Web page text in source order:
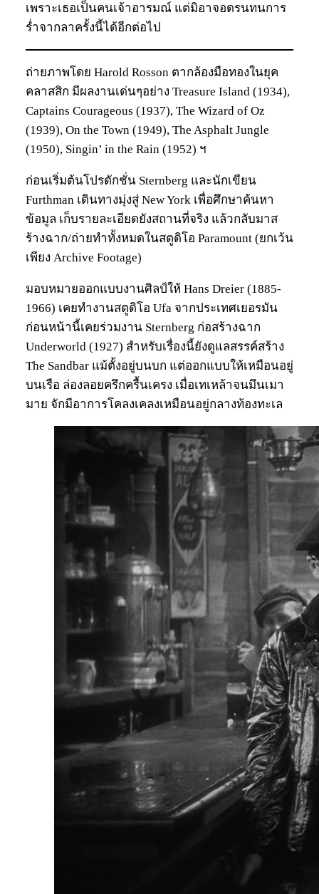
เพราะเธอเป็นคนเจ้าอารมณ์ แต่มิอาจอดรนทนการ
ร่ำจากลาครั้งนี้ได้อีกต่อไป
ถ่ายภาพโดย Harold Rosson ตากล้องมือทองในยุค
คลาสสิก มีผลงานเด่นๆอย่าง Treasure Island (1934),
Captains Courageous (1937), The Wizard of Oz
(1939), On the Town (1949), The Asphalt Jungle
(1950), Singin’ in the Rain (1952) ฯ
ก่อนเริ่มต้นโปรดักชั่น Sternberg และนักเขียน
Furthman เดินทางมุ่งสู่ New York เพื่อศึกษาค้นหา
ข้อมูล เก็บรายละเอียดยังสถานที่จริง แล้วกลับมาส
ร้างฉาก/ถ่ายทำทั้งหมดในสตูดิโอ Paramount (ยกเว้น
เพียง Archive Footage)
มอบหมายออกแบบงานศิลป์ให้ Hans Dreier (1885-
1966) เคยทำงานสตูดิโอ Ufa จากประเทศเยอรมัน
ก่อนหน้านี้เคยร่วมงาน Sternberg ก่อสร้างฉาก
Underworld (1927) สำหรับเรื่องนี้ยังดูแลสรรค์สร้าง
The Sandbar แม้ตั้งอยู่บนบก แต่ออกแบบให้เหมือนอยู่
บนเรือ ล่องลอยครึกครื้นเครง เมื่อเทเหล้าจนมึนเมา
มาย จักมีอาการโคลงเคลงเหมือนอยู่กลางท้องทะเล